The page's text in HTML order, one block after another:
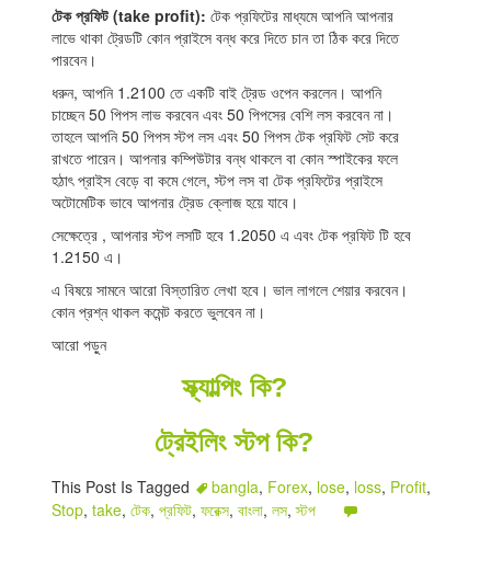
টেক প্রফিট (take profit): টেক প্রফিটের মাধ্যমে আপনি আপনার
লাভে থাকা ট্রেডটি কোন প্রাইসে বন্ধ করে দিতে চান তা ঠিক করে দিতে
পারবেন।
ধরুন, আপনি 1.2100 তে একটি বাই ট্রেড ওপেন করলেন। আপনি
চাচ্ছেন 50 পিপস লাভ করবেন এবং 50 পিপসের বেশি লস করবেন না।
তাহলে আপনি 50 পিপস স্টপ লস এবং 50 পিপস টেক প্রফিট সেট করে
রাখতে পারেন। আপনার কম্পিউটার বন্ধ থাকলে বা কোন স্পাইকের ফলে
হঠাৎ প্রাইস বেড়ে বা কমে গেলে, স্টপ লস বা টেক প্রফিটের প্রাইসে
অটোমেটিক ভাবে আপনার ট্রেড ক্লোজ হয়ে যাবে।
সেক্ষেত্রে , আপনার স্টপ লসটি হবে 1.2050 এ এবং টেক প্রফিট টি হবে
1.2150 এ।
এ বিষয়ে সামনে আরো বিস্তারিত লেখা হবে। ভাল লাগলে শেয়ার করবেন।
কোন প্রশ্ন থাকল কমেন্ট করতে ভুলবেন না।
আরো পড়ুন
স্ক্যাল্পিং কি?
ট্রেইলিং স্টপ কি?
This Post Is Tagged bangla, Forex, lose, loss, Profit,
Stop,take,টেক,প্রফিট,ফরেক্স,বাংলা,লস,স্টপ